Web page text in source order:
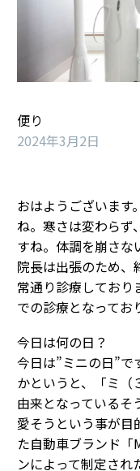
便り
2024年3月2日
おはようございます
ね。寒さは変わらず
すね。体調を崩さな
院長は出張のため、
常通り診療しており
での診療となってお
今日は何の日？
今日は”ミニの日”
かというと、「ミ（
由来となっているそ
愛そうという事が目
た自動車ブランド
ンによって制定され